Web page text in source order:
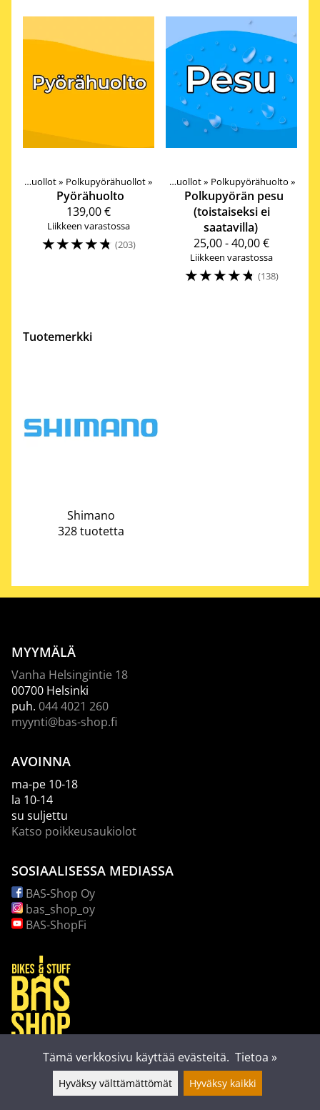
Huollot‪» Polkupyörähuollot‪»
Pyörähuolto
139,00 €
Liikkeen varastossa
☆☆☆☆☆ (203)
Tuotteet Huollot‪» Polkupyörähuolto ‪»
Polkupyörän pesu
(toistaiseksi ei
saatavilla)
25,00 - 40,00 €
Liikkeen varastossa
☆☆☆☆☆ (138)
Tuotemerkki
Shimano
328 tuotetta
MYYMÄLÄ
Vanha Helsingintie 18
00700 Helsinki
puh. 044 4021 260
myynti@bas-shop.fi
AVOINNA
ma-pe 10-18
la 10-14
su suljettu
Katso poikkeusaukiolot
SOSIAALISESSA MEDIASSA
BAS-Shop Oy
bas_shop_oy
BAS-ShopFi
Tämä verkkosivu käyttää evästeitä. Tietoa »
Hyväksy välttämättömät Hyväksy kaikki